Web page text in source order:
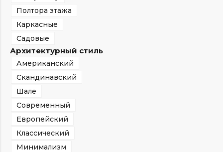
Полтора этажа
Каркасные
Садовые
Архитектурный стиль
Американский
Скандинавский
Шале
Современный
Европейский
Классический
Минимализм